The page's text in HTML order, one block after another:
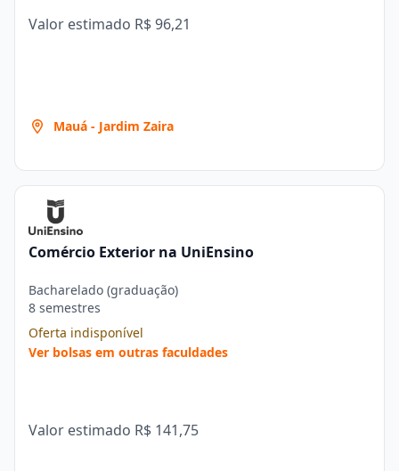
Valor estimado R$ 96,21
Mauá - Jardim Zaira
Comércio Exterior na UniEnsino
Bacharelado (graduação)
8 semestres
Oferta indisponível
Ver bolsas em outras faculdades
Valor estimado R$ 141,75